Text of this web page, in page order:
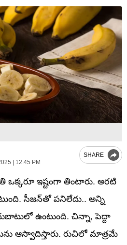
| 12:45 PM
SHARE
ఒక్కరూ ఇష్టంగా తింటారు. అరటి
సీజన్‌తో పనిలేదు.. అన్ని
ఉంటుంది. చిన్నా, పెద్దా
ఆస్వాదిస్తారు. రుచిలో మాత్రమే